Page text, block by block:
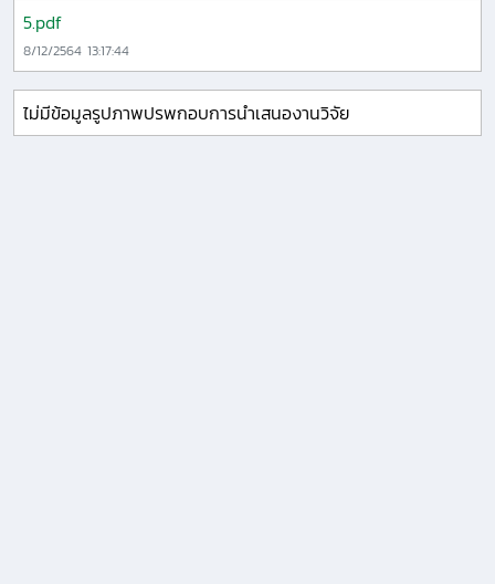
5.pdf
8/12/2564 13:17:44
ไม่มีข้อมูลรูปภาพปรพกอบการนำเสนองานวิจัย